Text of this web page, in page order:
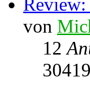
von
12
30419